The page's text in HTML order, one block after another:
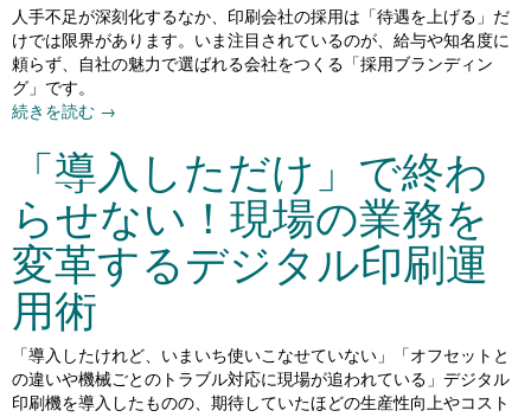
人手不足が深刻化するなか、印刷会社の採用は「待遇を上げる」だ
けでは限界があります。いま注目されているのが、給与や知名度に
頼らず、自社の魅力で選ばれる会社をつくる「採用ブランディン
グ」です。
続きを読む →
「導入しただけ」で終わ
らせない！現場の業務を
変革するデジタル印刷運
用術
「導入したけれど、いまいち使いこなせていない」「オフセットと
の違いや機械ごとのトラブル対応に現場が追われている」デジタル
印刷機を導入したものの、期待していたほどの生産性向上やコスト